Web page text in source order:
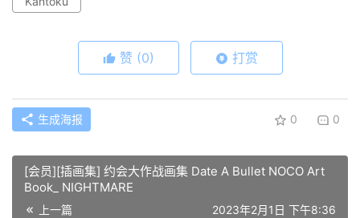
赞 (0) 打赏
生成海报 0 0
[会员][插画集] 约会大作战画集 Date A Bullet NOCO Art
Book_ NIGHTMARE
上一篇 2023年2月1日 下午8:36